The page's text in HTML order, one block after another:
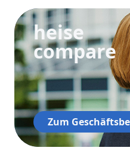
heise
compare
Zum